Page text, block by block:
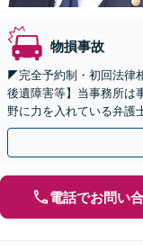
物損事故
◤完全予約制・初回法律
後遺障害等】当事務所は
野に力を入れている弁護
す。お気軽にお問い合わ
電話でお問い